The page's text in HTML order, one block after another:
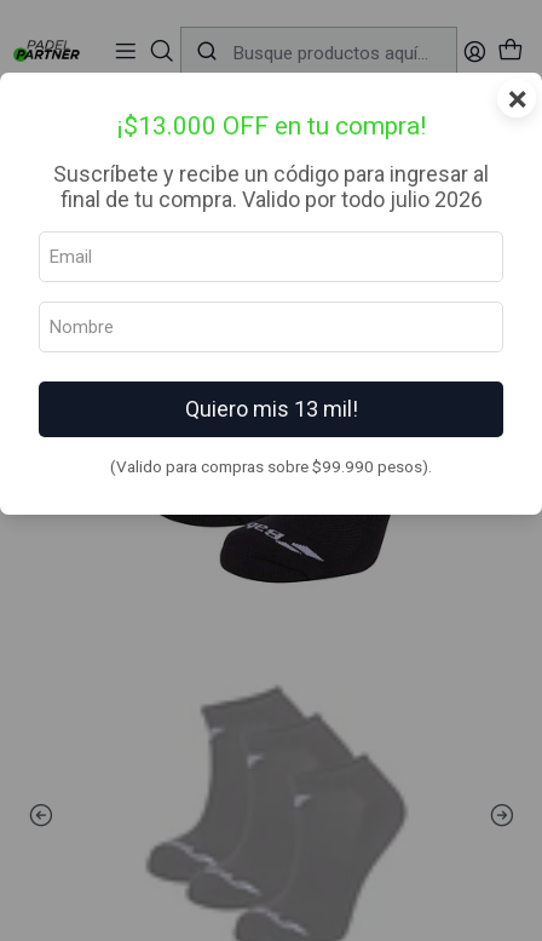
×
¡$13.000 OFF en tu compra!
Suscríbete y recibe un código para ingresar al
final de tu compra. Valido por todo julio 2026
Quiero mis 13 mil!
(Valido para compras sobre $99.990 pesos).
📦 Envío Gratis desde $99.990 — Entrega en RM el mismo día🔥Compra
antes de las 12:00 hrs (día hábil) y recibe hoy mismo.